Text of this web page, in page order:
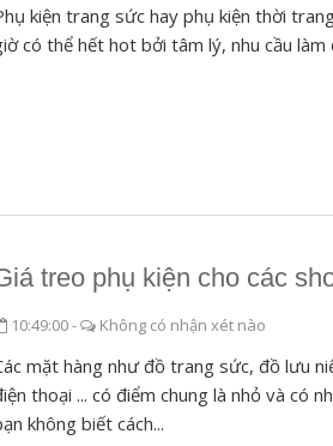
kiện trang sức hay phụ kiện thời
có thể hết hot bởi tâm lý, nhu cầu làm
treo phụ kiện cho các
10:49:00- Không có nhận xét nào
mặt hàng như đồ trang sức, đồ lưu
thoại ... có điểm chung là nhỏ và có
không biết cách...